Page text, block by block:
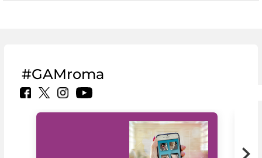
#GAMroma